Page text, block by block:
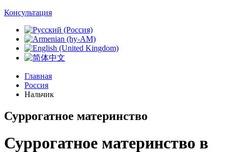
Консультация
Главная
Россия
Нальчик
Суррогатное материнство
Суррогатное материнство в